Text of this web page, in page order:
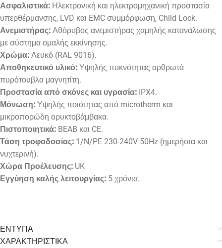
Ασφαλιστικά: Ηλεκτρονική και ηλεκτρομηχανική προστασία
υπερθέρμανσης, LVD και EMC συμμόρφωση, Child Lock.
Ανεμιστήρας: Αθόρυβος ανεμιστήρας χαμηλής κατανάλωσης
με σύστημα ομαλής εκκίνησης.
Χρώμα: Λευκό (RAL 9016).
Αποθηκευτικό υλικό: Υψηλής πυκνότητας αρθρωτά
πυρότουβλα μαγνητίτη.
Προστασία από σκόνες και υγρασία: IPX4.
Μόνωση: Υψηλής ποιότητας από microtherm και
μικροπορώδη ορυκτοβάμβακα.
Πιστοποιητικά: BEAB και CE.
Τάση τροφοδοσίας: 1/N/PE 230-240V 50Hz (ημερήσια και
νυχτερινή).
Χώρα Προέλευσης: UK
Εγγύηση καλής λειτουργίας: 5 χρόνια.
ΕΝΤΥΠΑ
ΧΑΡΑΚΤΗΡΙΣΤΙΚΑ